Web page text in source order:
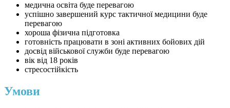
медична освіта буде перевагою
успішно завершений курс тактичної медицини буде
перевагою
хороша фізична підготовка
готовність працювати в зоні активних бойових дій
досвід військової служби буде перевагою
вік від 18 років
стресостійкість
Умови